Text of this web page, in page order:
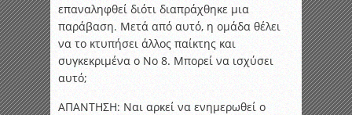
επαναληφθεί διότι διαπράχθηκε μια
παράβαση. Μετά από αυτό, η ομάδα θέλει
να το κτυπήσει άλλος παίκτης και
συγκεκριμένα ο Νο 8. Μπορεί να ισχύσει
αυτό;
ΑΠΑΝΤΗΣΗ: Ναι αρκεί να ενημερωθεί ο